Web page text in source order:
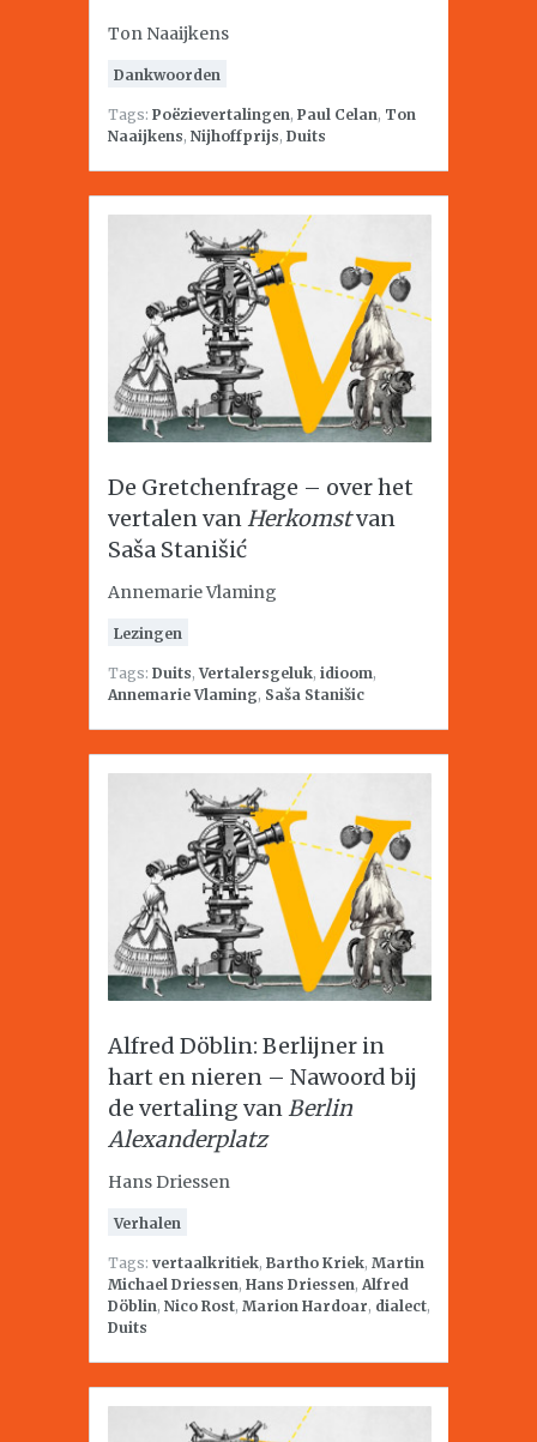
Ton Naaijkens
Dankwoorden
Tags: Poëzievertalingen, Paul Celan, Ton
Naaijkens, Nijhoffprijs, Duits
De Gretchenfrage – over het
vertalen vanHerkomstvan
Saša Stanišić
Annemarie Vlaming
Lezingen
Tags: Duits,Vertalersgeluk, idioom,
Annemarie Vlaming, Saša Stanišic
Alfred Döblin: Berlijner in
hart en nieren – Nawoord bij
de vertaling vanBerlin
Alexanderplatz
Hans Driessen
Verhalen
Tags: vertaalkritiek, Bartho Kriek, Martin
Michael Driessen, Hans Driessen, Alfred
Döblin, Nico Rost, Marion Hardoar, dialect,
Duits